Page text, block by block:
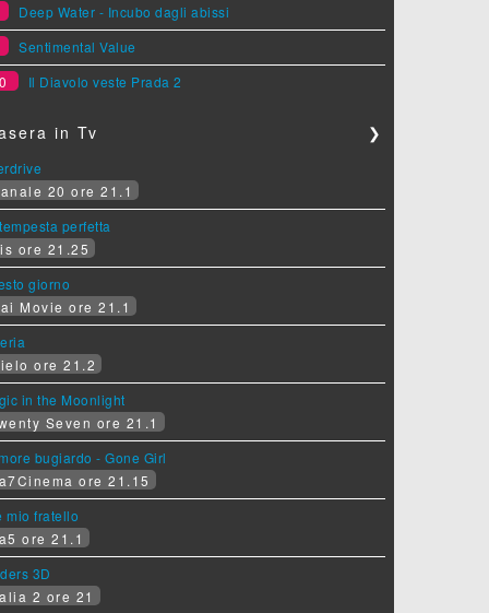
Deep Water - Incubo dagli abissi
Sentimental Value
Il Diavolo veste Prada 2
in Tv ❯
20 ore 21.1
perfetta
ore 21.25
giorno
Movie ore 21.1
ore 21.2
in the Moonlight
Seven ore 21.1
bugiardo - Gone Girl
ore 21.15
mio fratello
ore 21.1
3D
2 ore 21